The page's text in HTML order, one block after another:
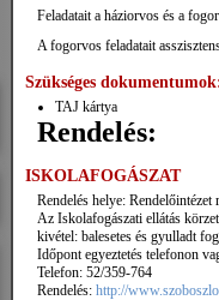
Feladatait a háziorvos és a
A fogorvos feladatait
Szükséges
TAJ kártya
Rendelés:
ISKOLAFOGÁSZAT
Rendelés helye:
Az Iskolafogászati ellátás
kivétel: balesetes és gyulladt
Időpont egyeztetés telefonon
Telefon: 52/359-764
Rendelés: http://